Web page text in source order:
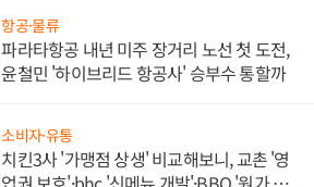
항공·물류
파라타항공 내년 미주 장거리 노선 첫 도전,
윤철민 '하이브리드 항공사' 승부수 통할까
소비자·유통
치킨3사 '가맹점 상생' 비교해보니, 교촌 '영